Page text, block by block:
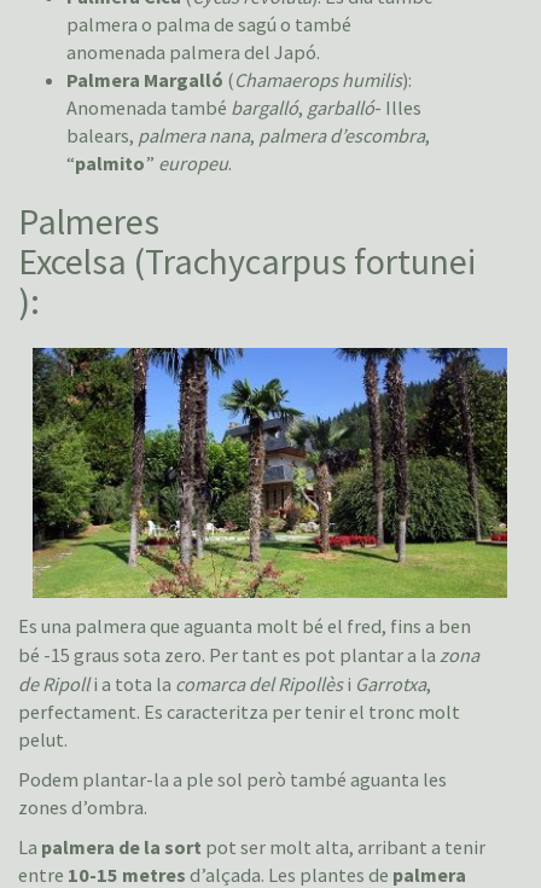
palmera o palma de sagú o també
anomenada palmera del Japó.
Palmera Margalló (Chamaerops humilis):
Anomenada també bargalló, garballó- Illes
balears, palmera nana, palmera d’escombra,
“palmito” europeu.
Palmeres
Excelsa (Trachycarpus fortunei
):
Es una palmera que aguanta molt bé el fred, fins a ben
bé -15 graus sota zero. Per tant es pot plantar a la zona
de Ripolli a tota la comarca del Ripollèsi Garrotxa,
perfectament. Es caracteritza per tenir el tronc molt
pelut.
Podem plantar-la a ple sol però també aguanta les
zones d’ombra.
La palmera de la sort pot ser molt alta, arribant a tenir
entre 10-15 metres d’alçada. Les plantes de palmera